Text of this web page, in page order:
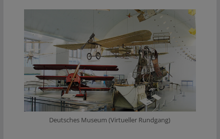
Deutsches Museum (Virtueller Rundgang)